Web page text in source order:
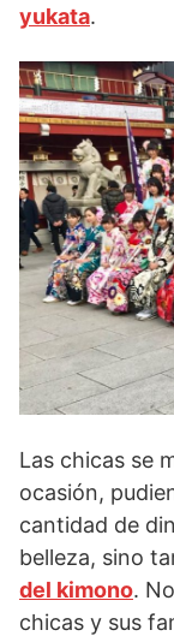
yukata.
Las chicas se
ocasión,
cantidad de
belleza, sino
del kimono.
chicas y sus